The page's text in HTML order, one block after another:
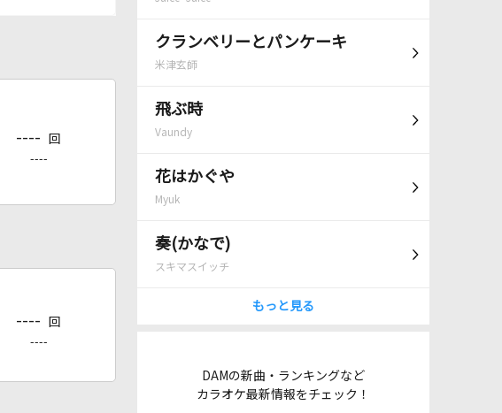
クランベリーとパンケーキ
米津玄師
飛ぶ時
Vaundy
花はかぐや
Myuk
奏(かなで)
スキマスイッチ
もっと見る
DAMの新曲・ランキングなど
カラオケ最新情報をチェック！
---- 回
----
---- 回
----